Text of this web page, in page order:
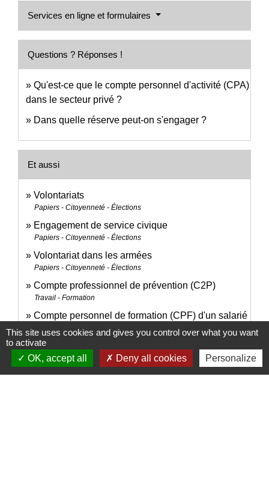
Services en ligne et formulaires
Questions ? Réponses !
Qu'est-ce que le compte personnel d'activité (CPA)
dans le secteur privé ?
Dans quelle réserve peut-on s'engager ?
Et aussi
Volontariats
Papiers - Citoyenneté - Élections
Engagement de service civique
Papiers - Citoyenneté - Élections
Volontariat dans les armées
Papiers - Citoyenneté - Élections
Compte professionnel de prévention (C2P)
Travail - Formation
Compte personnel de formation (CPF) d'un salarié
du secteur privé
Travail - Formation
Signaler une erreur sur cette page
This site uses cookies and gives you control over what you want
to activate
OK, accept all
Deny all cookies Personalize